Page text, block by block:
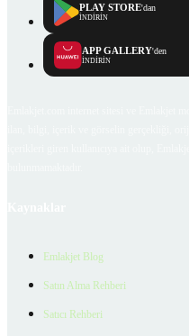
PLAY STORE'dan
İNDİRİN
APP GALLERY'den
İNDİRİN
Emlakjet Blog
Satın Alma Rehberi
Satıcı Rehberi